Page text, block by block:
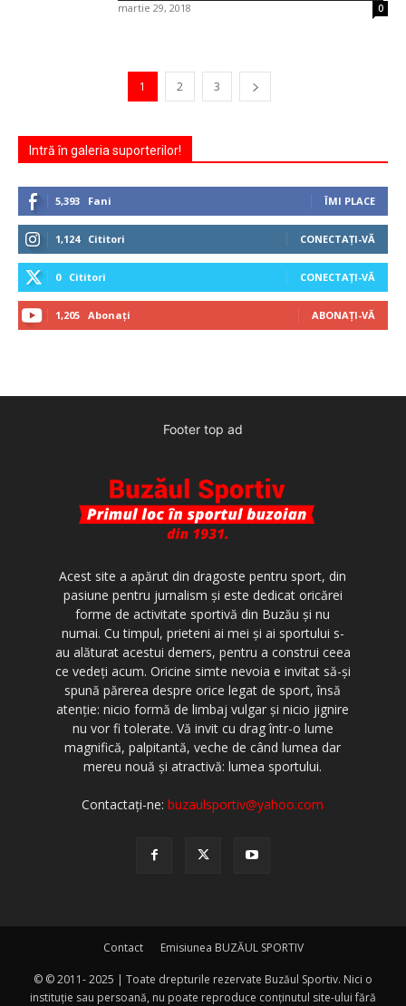
martie 29, 2018 0
1 2 3
Intră în galeria suporterilor!
5,393 Fani ÎMI PLACE
1,124 Cititori CONECTAȚI-VĂ
0 Cititori CONECTAȚI-VĂ
1,205 Abonați ABONAȚI-VĂ
Footer top ad
Acest site a apărut din dragoste pentru sport, din
pasiune pentru jurnalism şi este dedicat oricărei
forme de activitate sportivă din Buzău şi nu
numai. Cu timpul, prieteni ai mei şi ai sportului s-
au alăturat acestui demers, pentru a construi ceea
ce vedeţi acum. Oricine simte nevoia e invitat să-şi
spună părerea despre orice legat de sport, însă
atenţie: nicio formă de limbaj vulgar şi nicio jignire
nu vor fi tolerate. Vă invit cu drag într-o lume
magnifică, palpitantă, veche de când lumea dar
mereu nouă şi atractivă: lumea sportului.
Contactați-ne:buzaulsportiv@yahoo.com
Contact Emisiunea BUZĂUL SPORTIV
© © 2011- 2025 | Toate drepturile rezervate Buzăul Sportiv. Nici o
instituţie sau persoană, nu poate reproduce conţinutul site-ului fără